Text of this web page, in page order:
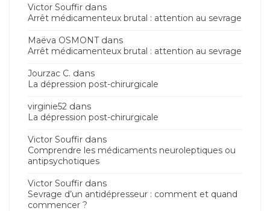
Victor Souffir dans
Arrêt médicamenteux brutal : attention au sevrage
Maëva OSMONTdans
Arrêt médicamenteux brutal : attention au sevrage
Jourzac C. dans
La dépression post-chirurgicale
virginie52 dans
La dépression post-chirurgicale
Victor Souffir dans
Comprendre les médicaments neuroleptiques ou
antipsychotiques
Victor Souffir dans
Sevrage d’un antidépresseur : comment et quand
commencer ?